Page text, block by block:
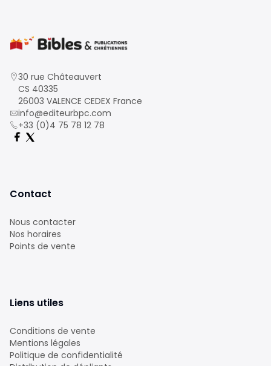
30 rue Châteauvert
CS 40335
26003 VALENCE CEDEX France
info@editeurbpc.com
+33 (0)4 75 78 12 78
Contact
Nous contacter
Nos horaires
Points de vente
Liens utiles
Conditions de vente
Mentions légales
Politique de confidentialité